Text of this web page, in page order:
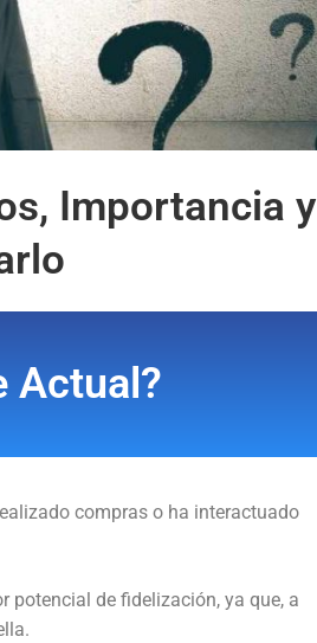
Importancia y
Actual?
compras o ha interactuado
potencial de fidelización, ya que, a